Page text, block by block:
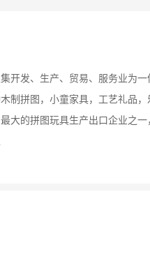
开发、生产、贸易、服务业为
制拼图，小童家具，工艺礼品
大的拼图玩具生产出口企业之